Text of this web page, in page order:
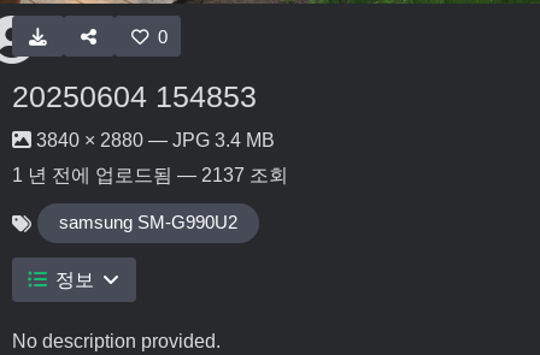
0
20250604 154853
3840 × 2880 — JPG 3.4 MB
1 년 전 에 업로드됨 — 2137 조회
samsung SM-G990U2
정보
No description provided.